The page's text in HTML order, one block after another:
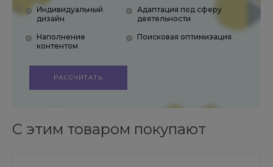
Индивидуальный
дизайн
Наполнение
контентом
Адаптация под сферу
деятельности
Поисковая оптимизация
РАССЧИТАТЬ
С этим товаром покупают